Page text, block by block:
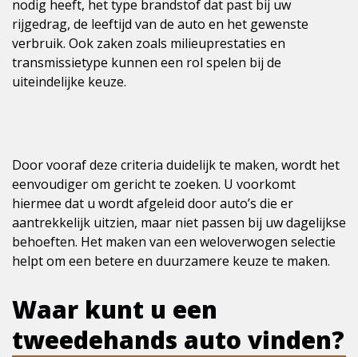
nodig heeft, het type brandstof dat past bij uw
rijgedrag, de leeftijd van de auto en het gewenste
verbruik. Ook zaken zoals milieuprestaties en
transmissietype kunnen een rol spelen bij de
uiteindelijke keuze.
Door vooraf deze criteria duidelijk te maken, wordt het
eenvoudiger om gericht te zoeken. U voorkomt
hiermee dat u wordt afgeleid door auto’s die er
aantrekkelijk uitzien, maar niet passen bij uw dagelijkse
behoeften. Het maken van een weloverwogen selectie
helpt om een betere en duurzamere keuze te maken.
Waar kunt u een
tweedehands auto vinden?